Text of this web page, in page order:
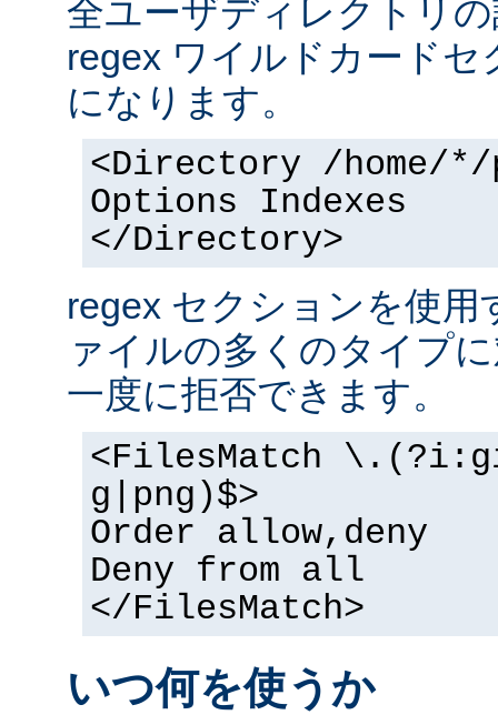
全ユーザディレクトリ
regex ワイルドカード
になります。
<Directory /home/
Options Indexes
</Directory>
regex セクションを使
ァイルの多くのタイプ
一度に拒否できます。
<FilesMatch
g|png)$>
Order allow,deny
Deny from all
</FilesMatch>
いつ何を使うか